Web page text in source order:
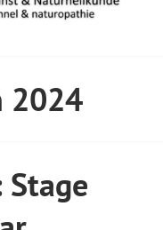
2024